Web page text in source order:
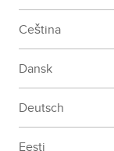
Ceština
Dansk
Deutsch
Eesti